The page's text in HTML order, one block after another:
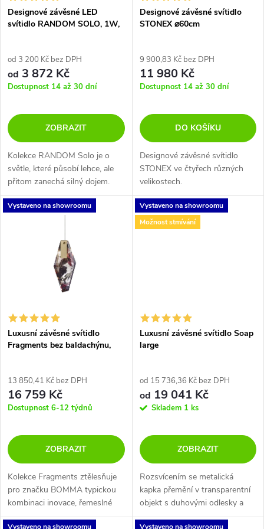
p
r
o
d
u
k
t
p
r
o
d
u
k
t
Designové závěsné LED
svítidlo RANDOM SOLO, 1W,
od 3 200 Kč bez DPH
od 3 872 Kč
Dostupnost 14 až 30 dní
ZOBRAZIT
Kolekce RANDOM Solo je o
světle, které působí lehce, ale
přitom zanechá silný dojem.
Stačí jen pustit uzdu fantazii.
Designové závěsné svítidlo
STONEX ⌀60cm
9 900,83 Kč bez DPH
11 980 Kč
Dostupnost 14 až 30 dní
DO KOŠÍKU
Designové závěsné svítidlo
STONEX ve čtyřech různých
velikostech.
Vystaveno na showroomu
Luxusní závěsné svítidlo
Fragments bez baldachýnu,
13 850,41 Kč bez DPH
16 759 Kč
Dostupnost 6-12 týdnů
ZOBRAZIT
Kolekce Fragments ztělesňuje
pro značku BOMMA typickou
kombinaci inovace, řemeslné
zručnosti, technologií a
Vystaveno na showroomu
Možnost stmívání
Luxusní závěsné svítidlo Soap
large
od 15 736,36 Kč bez DPH
od 19 041 Kč
Skladem 1 ks
ZOBRAZIT
Rozsvícením se metalická
kapka přemění v transparentní
objekt s duhovými odlesky a
přizná tak svůj křišťálový
Vystaveno na showroomu Vystaveno na showroomu